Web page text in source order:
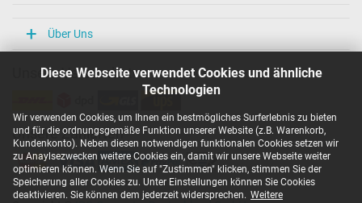
Diese Webseite verwendet Cookies und ähnliche
Technologien
Wir verwenden Cookies, um Ihnen ein bestmögliches Surferlebnis zu bieten
und für die ordnungsgemäße Funktion unserer Website (z.B. Warenkorb,
Kundenkonto). Neben diesen notwendigen funktionalen Cookies setzen wir
zu Anaylsezwecken weitere Cookies ein, damit wir unsere Webseite weiter
optimieren können. Wenn Sie auf "Zustimmen" klicken, stimmen Sie der
Speicherung aller Cookies zu. Unter Einstellungen können Sie Cookies
deaktivieren. Sie können dem jederzeit widersprechen. Weitere
Über Uns
Unsere Versandarten
Unsere Zahlarten